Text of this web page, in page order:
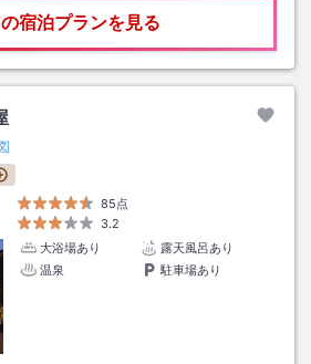
宿泊プランを見る
85点
3.2
大浴場あり
露天風呂あり
温泉
駐車場あり